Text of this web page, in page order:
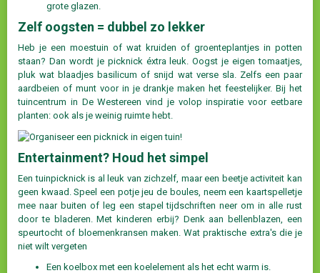
grote glazen.
Zelf oogsten = dubbel zo lekker
Heb je een moestuin of wat kruiden of groenteplantjes in potten
staan? Dan wordt je picknick éxtra leuk. Oogst je eigen tomaatjes,
pluk wat blaadjes basilicum of snijd wat verse sla. Zelfs een paar
aardbeien of munt voor in je drankje maken het feestelijker. Bij het
tuincentrum in De Westereen vind je volop inspiratie voor eetbare
planten: ook als je weinig ruimte hebt.
Entertainment? Houd het simpel
Een tuinpicknick is al leuk van zichzelf, maar een beetje activiteit kan
geen kwaad. Speel een potje jeu de boules, neem een kaartspelletje
mee naar buiten of leg een stapel tijdschriften neer om in alle rust
door te bladeren. Met kinderen erbij? Denk aan bellenblazen, een
speurtocht of bloemenkransen maken. Wat praktische extra's die je
niet wilt vergeten
Een koelbox met een koelelement als het echt warm is.